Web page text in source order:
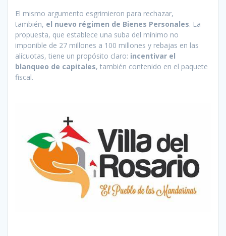
El mismo argumento esgrimieron para rechazar,
también, el nuevo régimen de Bienes Personales. La
propuesta, que establece una suba del mínimo no
imponible de 27 millones a 100 millones y rebajas en las
alícuotas, tiene un propósito claro: incentivar el
blanqueo de capitales, también contenido en el paquete
fiscal.